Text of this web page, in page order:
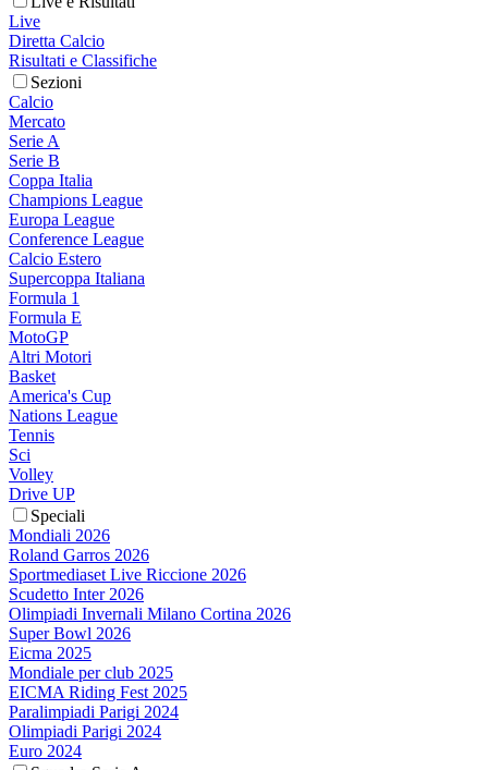
Live
Diretta Calcio
Risultati e Classifiche
Sezioni
Calcio
Mercato
Serie A
Serie B
Coppa Italia
Champions League
Europa League
Conference League
Calcio Estero
Supercoppa Italiana
Formula 1
Formula E
MotoGP
Altri Motori
Basket
America's Cup
Nations League
Tennis
Sci
Volley
Drive UP
Speciali
Mondiali 2026
Roland Garros 2026
Sportmediaset Live Riccione 2026
Scudetto Inter 2026
Olimpiadi Invernali Milano Cortina 2026
Super Bowl 2026
Eicma 2025
Mondiale per club 2025
EICMA Riding Fest 2025
Paralimpiadi Parigi 2024
Olimpiadi Parigi 2024
Euro 2024